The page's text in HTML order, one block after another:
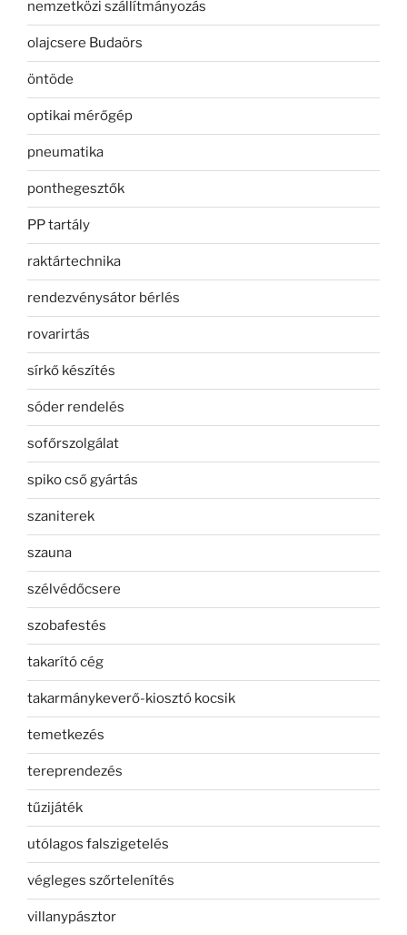
nemzetközi szállítmányozás
olajcsere Budaörs
öntöde
optikai mérőgép
pneumatika
ponthegesztők
PP tartály
raktártechnika
rendezvénysátor bérlés
rovarirtás
sírkő készítés
sóder rendelés
sofőrszolgálat
spiko cső gyártás
szaniterek
szauna
szélvédőcsere
szobafestés
takarító cég
takarmánykeverő-kiosztó kocsik
temetkezés
tereprendezés
tűzijáték
utólagos falszigetelés
végleges szőrtelenítés
villanypásztor